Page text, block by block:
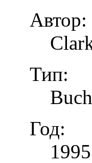
Автор:
Тип:
Buch
Год:
1995